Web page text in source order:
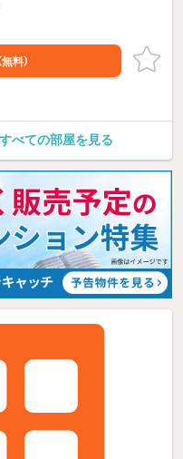
無料）
べての部屋を見る